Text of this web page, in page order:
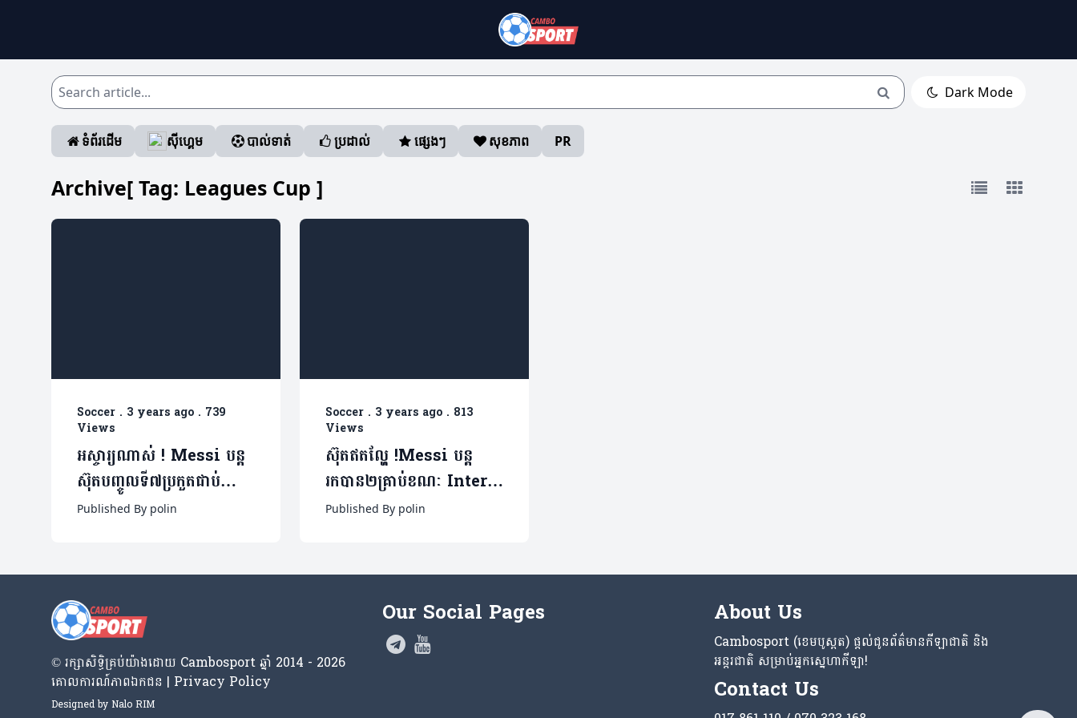
Dark Mode
ទំព័រដើម ស៊ីហ្គេម បាល់ទាត់ ប្រដាល់ ផ្សេងៗ សុខភាព PR
Archive[ Tag: Leagues Cup ]
Soccer . 3 years ago . 739
Views
អស្ចារ្យណាស់ !​ Messi បន្ត
ស៊ុតបញ្ចូលទី៧ប្រកួតជាប់
គ្នាខណៈ Inter Miami
វីដេអូ)
Published By polin
Soccer . 3 years ago . 813
Views
ស៊ុតឥតល្ហែ !Messi បន្ត
រកបាន២គ្រាប់ខណៈ Inter
Miami ផ្តួល FC Dallas
Published By polin
© រក្សា​សិទ្ធិ​គ្រប់​យ៉ាង​ដោយ​ Cambosport ឆ្នាំ 2014 - 2026
គោលការណ៍​ភាព​ឯកជន | Privacy Policy
Designed by Nalo RIM
Our Social Pages About Us
Cambosport (ខេមបូស្ពត) ផ្តល់ជូនព័ត៌មានកីឡាជាតិ និង
អន្តរជាតិ សម្រាប់អ្នកស្នេហាកីឡា!
Contact Us